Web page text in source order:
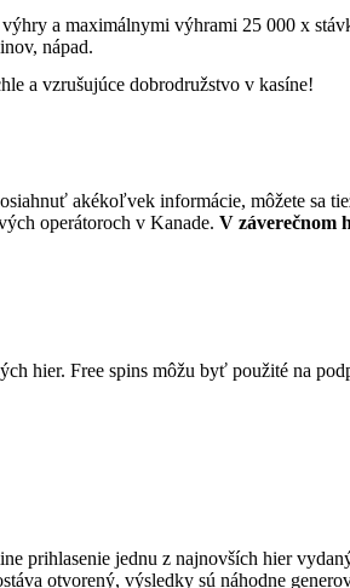
výhry a maximálnymi výhrami 25 000 x
nápad.
a vzrušujúce dobrodružstvo v kasíne!
akékoľvek informácie, môžete sa
operátoroch v Kanade. V záverečnom
hier. Free spins môžu byť použité na
prihlasenie jednu z najnovších hier
otvorený, výsledky sú náhodne